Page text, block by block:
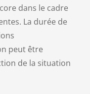
dans le cadre
La durée de
peut être
de la situation